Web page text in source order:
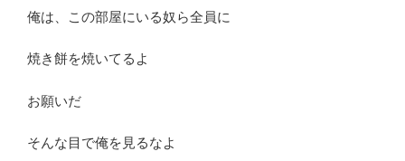
俺は、この部屋にいる奴ら全員に
焼き餅を焼いてるよ
お願いだ
そんな目で俺を見るなよ